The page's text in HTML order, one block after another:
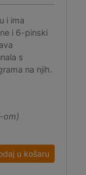
i ima
i 6-pinski
s
na njih.
om)
u košaru